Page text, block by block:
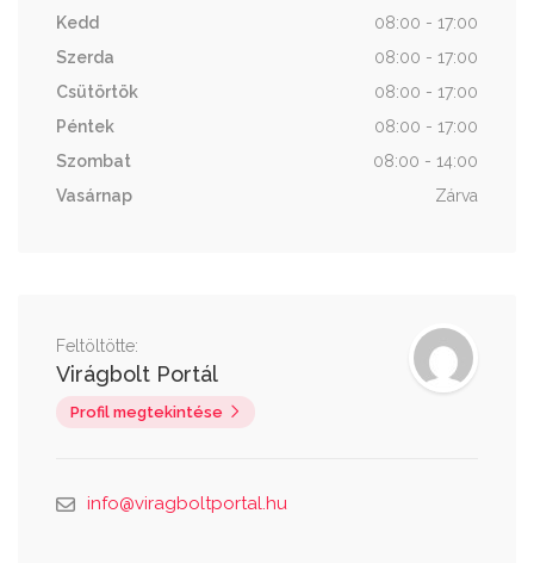
Kedd
08:00 - 17:00
Szerda
08:00 - 17:00
Csütörtök
08:00 - 17:00
Péntek
08:00 - 17:00
Szombat
08:00 - 14:00
Vasárnap
Zárva
Feltöltötte:
Virágbolt Portál
Profil megtekintése
info@viragboltportal.hu